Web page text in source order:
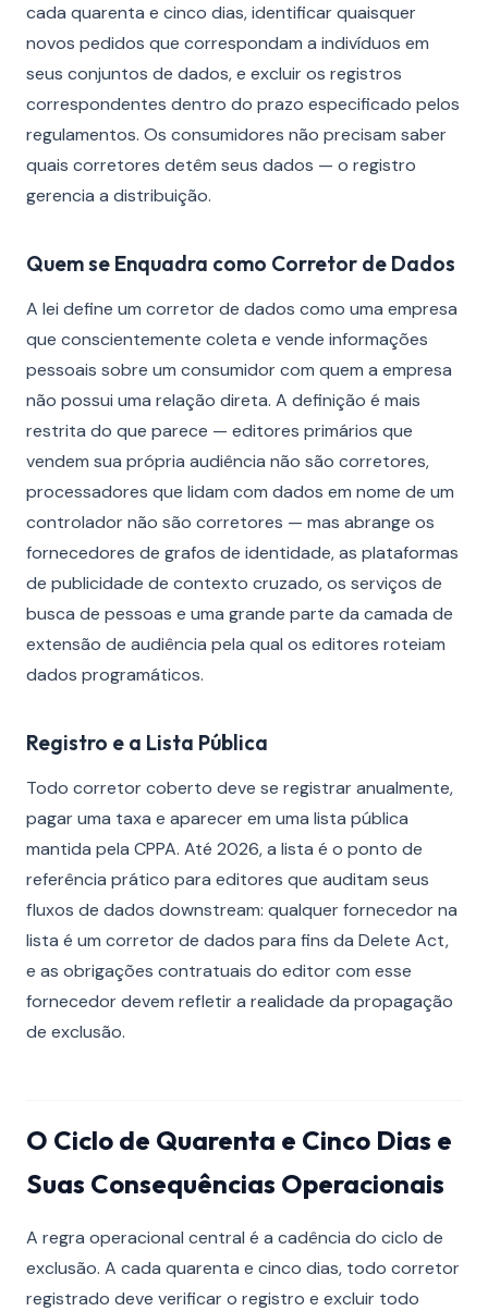
cada quarenta e cinco dias, identificar quaisquer
novos pedidos que correspondam a indivíduos em
seus conjuntos de dados, e excluir os registros
correspondentes dentro do prazo especificado pelos
regulamentos. Os consumidores não precisam saber
quais corretores detêm seus dados — o registro
gerencia a distribuição.
Quem se Enquadra como Corretor de Dados
A lei define um corretor de dados como uma empresa
que conscientemente coleta e vende informações
pessoais sobre um consumidor com quem a empresa
não possui uma relação direta. A definição é mais
restrita do que parece — editores primários que
vendem sua própria audiência não são corretores,
processadores que lidam com dados em nome de um
controlador não são corretores — mas abrange os
fornecedores de grafos de identidade, as plataformas
de publicidade de contexto cruzado, os serviços de
busca de pessoas e uma grande parte da camada de
extensão de audiência pela qual os editores roteiam
dados programáticos.
Registro e a Lista Pública
Todo corretor coberto deve se registrar anualmente,
pagar uma taxa e aparecer em uma lista pública
mantida pela CPPA. Até 2026, a lista é o ponto de
referência prático para editores que auditam seus
fluxos de dados downstream: qualquer fornecedor na
lista é um corretor de dados para fins da Delete Act,
e as obrigações contratuais do editor com esse
fornecedor devem refletir a realidade da propagação
de exclusão.
O Ciclo de Quarenta e Cinco Dias e
Suas Consequências Operacionais
A regra operacional central é a cadência do ciclo de
exclusão. A cada quarenta e cinco dias, todo corretor
registrado deve verificar o registro e excluir todo